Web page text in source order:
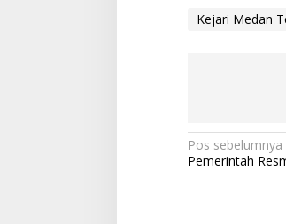
Kejari Medan
N
a
Pos sebelumnya
Pemerintah